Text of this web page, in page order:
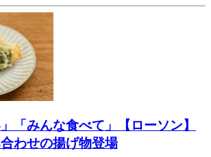
「みんな食べて」【ローソン】
わせの揚げ物登場